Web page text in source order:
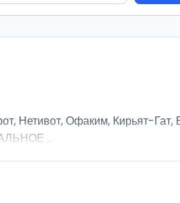
Офаким, Кирьят-Гат,
...